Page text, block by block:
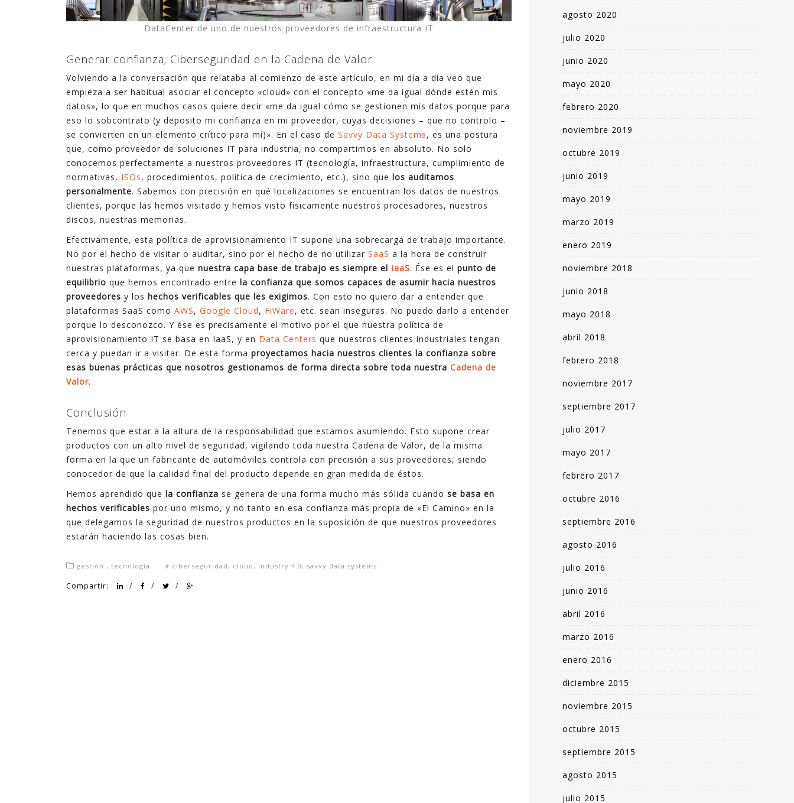
DataCenter de uno de nuestros proveedores de infraestructura IT
Generar confianza; Ciberseguridad en la Cadena de Valor
Volviendo a la conversación que relataba al comienzo de este artículo, en mi día a día veo que
empieza a ser habitual asociar el concepto «cloud» con el concepto «me da igual dónde estén mis
datos», lo que en muchos casos quiere decir «me da igual cómo se gestionen mis datos porque para
eso lo sobcontrato (y deposito mi confianza en mi proveedor, cuyas decisiones – que no controlo –
se convierten en un elemento crítico para mí)». En el caso de Savvy Data Systems, es una postura
que, como proveedor de soluciones IT para industria, no compartimos en absoluto. No solo
conocemos perfectamente a nuestros proveedores IT (tecnología, infraestructura, cumplimiento de
normativas, ISOs, procedimientos, política de crecimiento, etc.), sino que los auditamos
personalmente. Sabemos con precisión en qué localizaciones se encuentran los datos de nuestros
clientes, porque las hemos visitado y hemos visto físicamente nuestros procesadores, nuestros
discos, nuestras memorias.
Efectivamente, esta política de aprovisionamiento IT supone una sobrecarga de trabajo importante.
No por el hecho de visitar o auditar, sino por el hecho de no utilizar SaaS a la hora de construir
nuestras plataformas, ya que nuestra capa base de trabajo es siempre el IaaS. Ése es el punto de
equilibrio que hemos encontrado entre la confianza que somos capaces de asumir hacia nuestros
proveedores y los hechos verificables que les exigimos. Con esto no quiero dar a entender que
plataformas SaaS como AWS, Google Cloud, FiWare, etc. sean inseguras. No puedo darlo a entender
porque lo desconozco. Y ése es precisamente el motivo por el que nuestra política de
aprovisionamiento IT se basa en IaaS, y en Data Centers que nuestros clientes industriales tengan
cerca y puedan ir a visitar. De esta forma proyectamos hacia nuestros clientes la confianza sobre
esas buenas prácticas que nosotros gestionamos de forma directa sobre toda nuestra Cadena de
Valor.
Conclusión
Tenemos que estar a la altura de la responsabilidad que estamos asumiendo. Esto supone crear
productos con un alto nivel de seguridad, vigilando toda nuestra Cadena de Valor, de la misma
forma en la que un fabricante de automóviles controla con precisión a sus proveedores, siendo
conocedor de que la calidad final del producto depende en gran medida de éstos.
Hemos aprendido que la confianza se genera de una forma mucho más sólida cuando se basa en
hechos verificables por uno mismo, y no tanto en esa confianza más propia de «El Camino» en la
que delegamos la seguridad de nuestros productos en la suposición de que nuestros proveedores
estarán haciendo las cosas bien.
gestión , tecnología # ciberseguridad , cloud , industry 4.0 , savvy data systems
Compartir: / / /
agosto 2020
julio 2020
junio 2020
mayo 2020
febrero 2020
noviembre 2019
octubre 2019
junio 2019
mayo 2019
marzo 2019
enero 2019
noviembre 2018
junio 2018
mayo 2018
abril 2018
febrero 2018
noviembre 2017
septiembre 2017
julio 2017
mayo 2017
febrero 2017
octubre 2016
septiembre 2016
agosto 2016
julio 2016
junio 2016
abril 2016
marzo 2016
enero 2016
diciembre 2015
noviembre 2015
octubre 2015
septiembre 2015
agosto 2015
julio 2015